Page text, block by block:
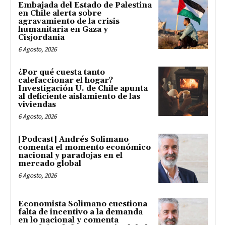
Embajada del Estado de Palestina
en Chile alerta sobre
agravamiento de la crisis
humanitaria en Gaza y
Cisjordania
6 Agosto, 2026
¿Por qué cuesta tanto
calefaccionar el hogar?
Investigación U. de Chile apunta
al deficiente aislamiento de las
viviendas
6 Agosto, 2026
[Podcast] Andrés Solimano
comenta el momento económico
nacional y paradojas en el
mercado global
6 Agosto, 2026
Economista Solimano cuestiona
falta de incentivo a la demanda
en lo nacional y comenta